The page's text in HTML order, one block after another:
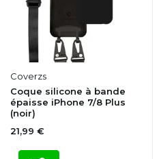
Coverzs
Coque silicone à bande
épaisse iPhone 7/8 Plus
(noir)
21,99 €